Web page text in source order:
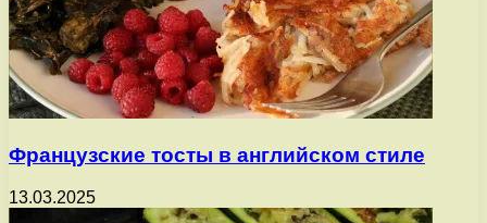
Французские тосты в английском стиле
13.03.2025